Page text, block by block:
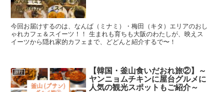
今回お届けするのは、なんば（ミナミ）・梅田（キタ）エリアのおし
ゃれカフェ＆スイーツ！！ 生まれも育ちも大阪のわたしが、映えス
イーツから隠れ家的カフェまで、どどんと紹介するで〜！
旅行
【韓国・釜山食いだおれ旅②】～
ヤンニョムチキンに屋台グルメに
人気の観光スポットもご紹介～